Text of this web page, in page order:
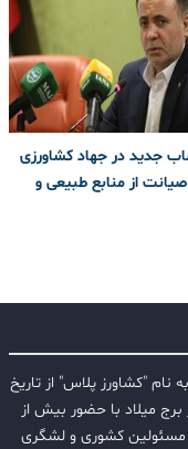
جدید در جهاد کشاورزی
از منابع طبیعی و
نام "کشاورز پلاس" از تاریخ
مهندس در برج میلاد با حضور بیش از
و مسئولین کشوری و لشگری